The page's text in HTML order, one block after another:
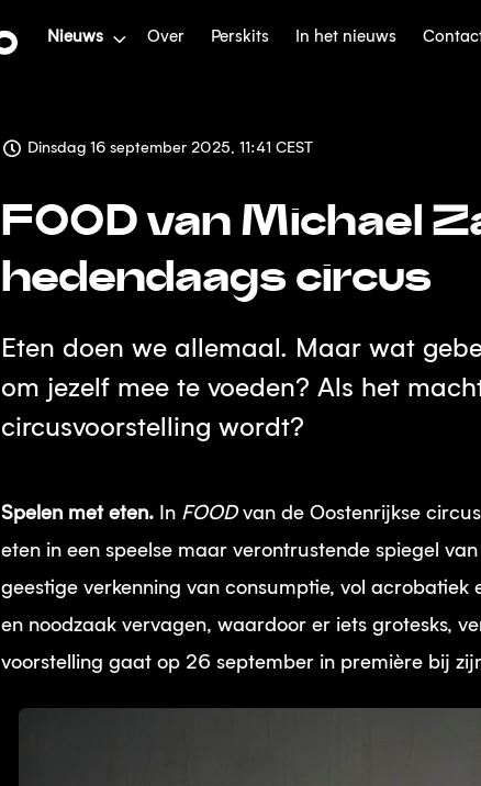
Nieuws Over Perskits In het nieuws
Dinsdag 16 september 2025, 11:41 CEST
FOOD van Michael
hedendaags circus
Eten doen we allemaal. Maar wat
om jezelf mee te voeden? Als het
circusvoorstelling wordt?
Spelen met eten. In FOODvan de Oostenrijkse
eten in een speelse maar verontrustende spiegel
geestige verkenning van consumptie, vol
en noodzaak vervagen, waardoor er iets grotesks,
voorstelling gaat op 26 september in première bij